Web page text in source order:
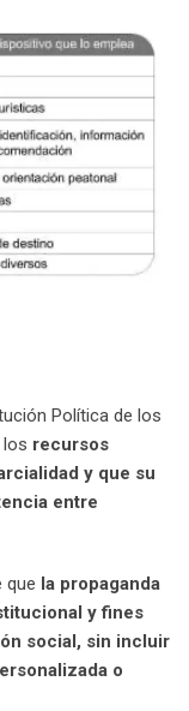
Política de los
los recursos
y que su
entre
que la propaganda
y fines
social, sin incluir
o